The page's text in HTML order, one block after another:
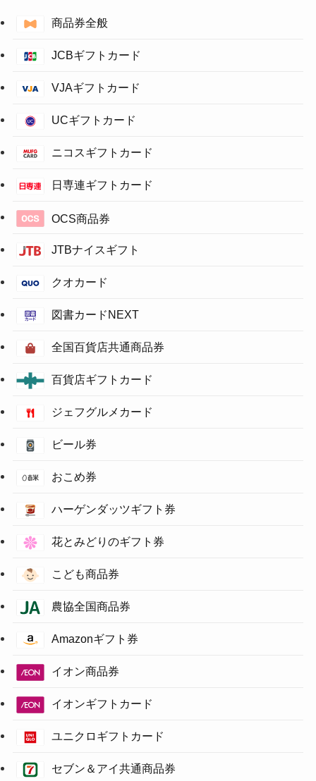
商品券全般
JCBギフトカード
VJAギフトカード
UCギフトカード
ニコスギフトカード
日専連ギフトカード
OCS商品券
JTBナイスギフト
クオカード
図書カードNEXT
全国百貨店共通商品券
百貨店ギフトカード
ジェフグルメカード
ビール券
おこめ券
ハーゲンダッツギフト券
花とみどりのギフト券
こども商品券
農協全国商品券
Amazonギフト券
イオン商品券
イオンギフトカード
ユニクロギフトカード
セブン＆アイ共通商品券